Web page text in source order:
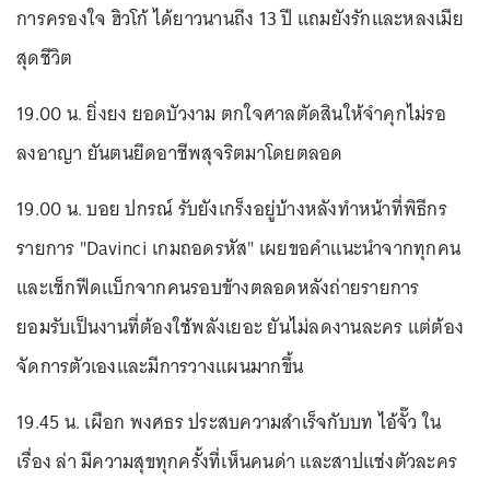
การครองใจ ฮิวโก้ ได้ยาวนานถึง 13 ปี แถมยังรักและหลงเมีย
สุดชีวิต
19.00 น. ยิ่งยง ยอดบัวงาม ตกใจศาลตัดสินให้จำคุกไม่รอ
ลงอาญา ยันตนยึดอาชีพสุจริตมาโดยตลอด
19.00 น. บอย ปกรณ์ รับยังเกร็งอยู่บ้างหลังทำหน้าที่พิธีกร
รายการ "Davinci เกมถอดรหัส" เผยขอคำแนะนำจากทุกคน
และเช็กฟีดแบ็กจากคนรอบข้างตลอดหลังถ่ายรายการ
ยอมรับเป็นงานที่ต้องใช้พลังเยอะ ยันไม่ลดงานละคร แต่ต้อง
จัดการตัวเองและมีการวางแผนมากขึ้น
19.45 น. เผือก พงศธร ประสบความสำเร็จกับบท ไอ้จั๊ว ใน
เรื่อง ล่า มีความสุขทุกครั้งที่เห็นคนด่า และสาปแช่งตัวละคร